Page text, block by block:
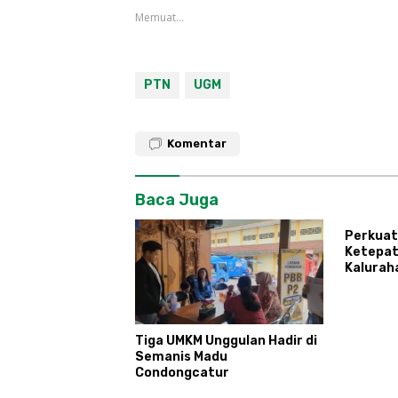
Memuat...
PTN UGM
Komentar
Baca Juga
Tiga UMKM Unggulan Hadir di
Semanis Madu
Condongcatur